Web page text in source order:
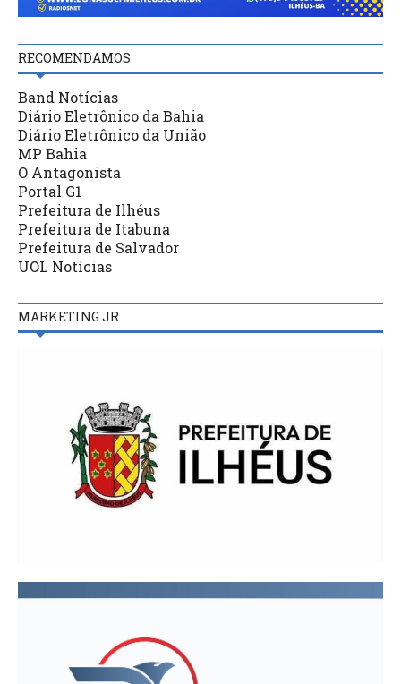
RECOMENDAMOS
Band Notícias
Diário Eletrônico da Bahia
Diário Eletrônico da União
MP Bahia
O Antagonista
Portal G1
Prefeitura de Ilhéus
Prefeitura de Itabuna
Prefeitura de Salvador
UOL Notícias
MARKETING JR